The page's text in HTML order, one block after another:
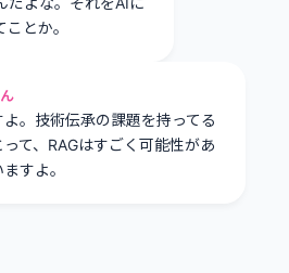
とか。
よ。技術伝承の課題を持ってる
て、RAGはすごく可能性があ
すよ。